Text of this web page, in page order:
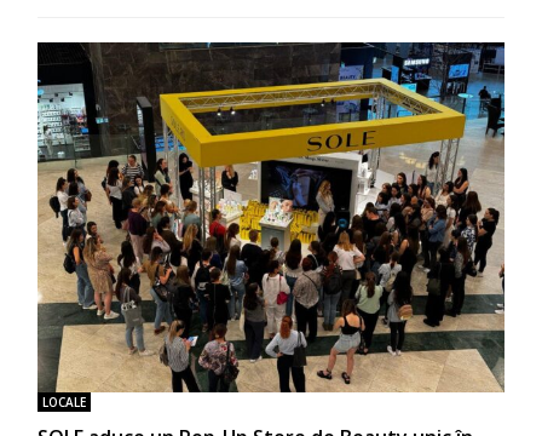
LOCALE